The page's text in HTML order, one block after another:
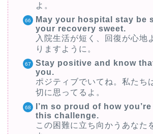
よ。
May your hospital stay be
your recovery sweet.
入院生活が短く、回復が心地
りますように。
Stay positive and know
you.
ポジティブでいてね。私たち
切に思ってるよ。
I’m so proud of how
this challenge.
この困難に立ち向かうあなた